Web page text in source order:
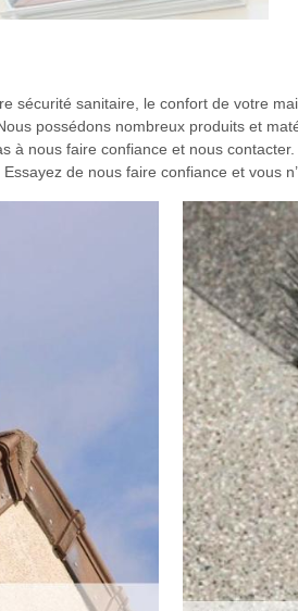
sécurité sanitaire, le confort de votre
possédons nombreux produits et
à nous faire confiance et nous
de nous faire confiance et vous